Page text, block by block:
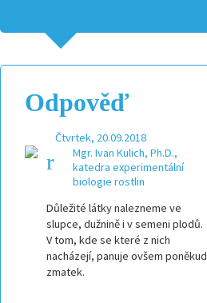
Odpověď
Čtvrtek, 20.09.2018
Mgr. Ivan Kulich, Ph.D.,
katedra experimentální
biologie rostlin
Důležité látky nalezneme ve
slupce, dužnině i v semeni plodů.
V tom, kde se které z nich
nacházejí, panuje ovšem poněkud
zmatek.